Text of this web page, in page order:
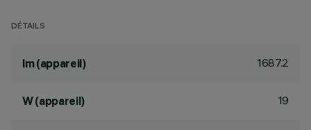
DÉTAILS
lm (appareil) 1687.2
W (appareil) 19